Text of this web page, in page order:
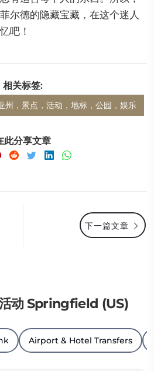
尔德的隐藏宝藏，在这个迷人
吧！
相关标签:
州，景点，活动，地标，公园，娱乐
此分享文章
下一篇文章
动 Springfield (US)
Airport & Hotel Transfers